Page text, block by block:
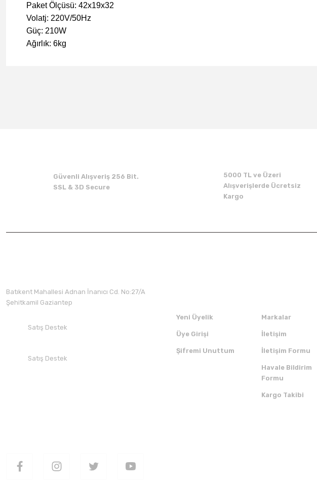
Paket Ölçüsü: 42x19x32
Volatj: 220V/50Hz
Güç: 210W
Ağırlık: 6kg
Güvenli Alışveriş 256 Bit.
SSL & 3D Secure
5000 TL ve Üzeri
Alışverişlerde Ücretsiz
Kargo
Batıkent Mahallesi Adnan İnanıcı Cd. No:27/A
Şehitkamil Gaziantep
Satış Destek
Satış Destek
Yeni Üyelik
Üye Girişi
Şifremi Unuttum
Markalar
İletişim
İletişim Formu
Havale Bildirim
Formu
Kargo Takibi